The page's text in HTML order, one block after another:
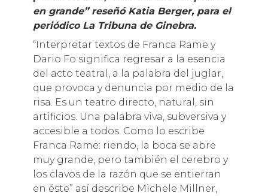
en grande” reseñó Katia Berger, para el
periódico La Tribuna de Ginebra.
“Interpretar textos de Franca Rame y
Dario Fo significa regresar a la esencia
del acto teatral, a la palabra del juglar,
que provoca y denuncia por medio de la
risa. Es un teatro directo, natural, sin
artificios. Una palabra viva, subversiva y
accesible a todos. Como lo escribe
Franca Rame: riendo, la boca se abre
muy grande, pero también el cerebro y
los clavos de la razón que se entierran
en éste” así describe Michele Millner,